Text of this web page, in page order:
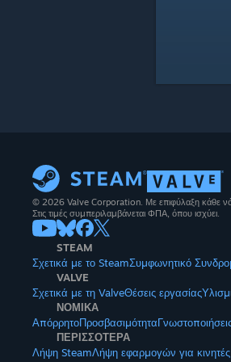
© 2026 Valve Corporation. Με επιφύλαξη κάθε
Στις τιμές συμπεριλαμβάνεται ΦΠΑ, όπου ισχύει.
STEAM
Σχετικά με το SteamΣυμφωνητικό
VALVE
Σχετικά με τη ValveΘέσεις εργασίας
ΝΟΜΙΚΑ
ΑπόρρητοΠροσβασιμότητα
ΠΕΡΙΣΣΟΤΕΡΑ
Λήψη SteamΛήψη εφαρμογών για